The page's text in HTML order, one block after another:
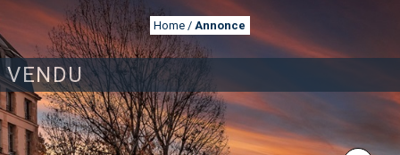
VENDU
Home / Annonce
ANNONCE